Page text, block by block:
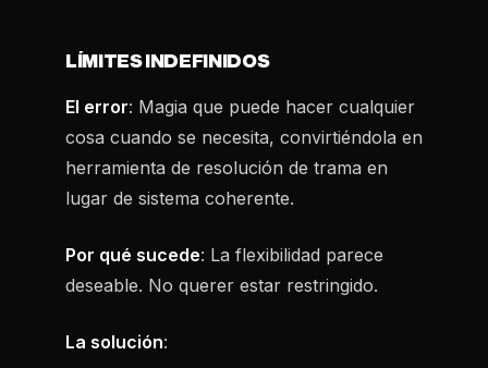
LÍMITES INDEFINIDOS
El error: Magia que puede hacer cualquier
cosa cuando se necesita, convirtiéndola en
herramienta de resolución de trama en
lugar de sistema coherente.
Por qué sucede: La flexibilidad parece
deseable. No querer estar restringido.
La solución: